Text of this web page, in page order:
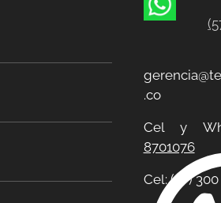
.co
Cel y
8701076
Cel: (57)